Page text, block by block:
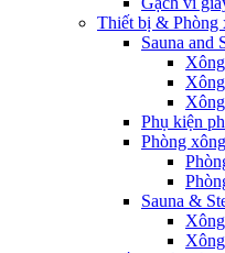
Thiết bị & Phòng
Sauna and
Phụ kiện
Phòng
Sauna &